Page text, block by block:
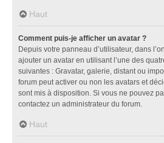
Haut
Comment puis-je afficher un avatar ?
Depuis votre panneau d’utilisateur, dans
ajouter un avatar en utilisant l’une des
suivantes : Gravatar, galerie, distant ou
forum peut activer ou non les avatars et
sont mis à disposition. Si vous ne pouvez
contactez un administrateur du forum.
Haut